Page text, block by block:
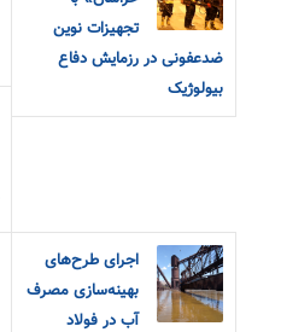
تجهیزات نوین
ضدعفونی در رزمایش دفاع
بیولوژیک
اجرای طرح‌های
بهینه‌سازی مصرف
آب در فولاد